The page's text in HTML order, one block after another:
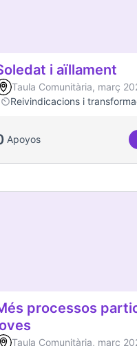
gran
i aïllament
Taula Comunitària, març
Reivindicacions i
Apoyos
processos
Taula Comunitària, març